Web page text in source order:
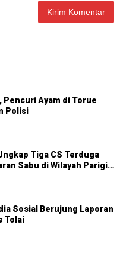
Pencuri Ayam di Torue
Polisi
Tiga CS Terduga
Sabu di Wilayah Parigi
Sosial Berujung Laporan
Tolai